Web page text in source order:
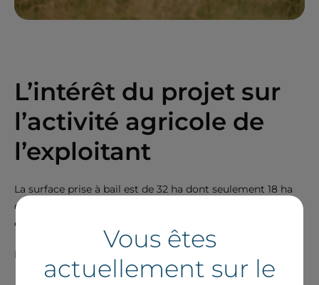
L’intérêt du projet sur
l’activité agricole de
l’exploitant
La surface prise à bail est de 32 ha dont seulement 18 ha
dans l'enceinte clôturée du parc. L’exploitant pourra
exploiter l’ensemble des parcelles prises à bail.
Les avantages pour l’exploitant sont les suivants :
Vous êtes
actuellement sur le